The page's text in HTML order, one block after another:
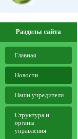
Разделы сайта
Главная
Новости
Наши учредители
Структура и
органы
управления